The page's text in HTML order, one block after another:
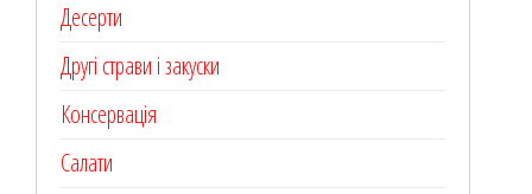
Десерти
Другі страви і закуски
Консервація
Салати